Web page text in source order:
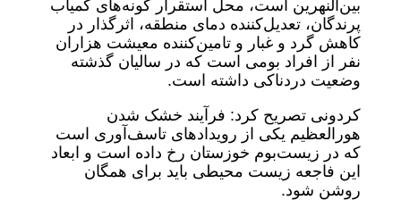
بین‌النهرین است، محل استقرار گونه‌های کمیاب
پرندگان، تعدیل‌کننده دمای منطقه، اثرگذار در
کاهش گرد و غبار و تامین‌کننده معیشت هزاران
نفر از افراد بومی است که در سالیان گذشته
وضعیت دردناکی داشته است.
کردونی تصریح کرد: فرآیند خشک شدن
هورالعظیم یکی از رویدادهای تاسف‌آوری است
که در زیست‌بوم خوزستان رخ داده است و ابعاد
این فاجعه زیست محیطی باید برای همگان
روشن شود.